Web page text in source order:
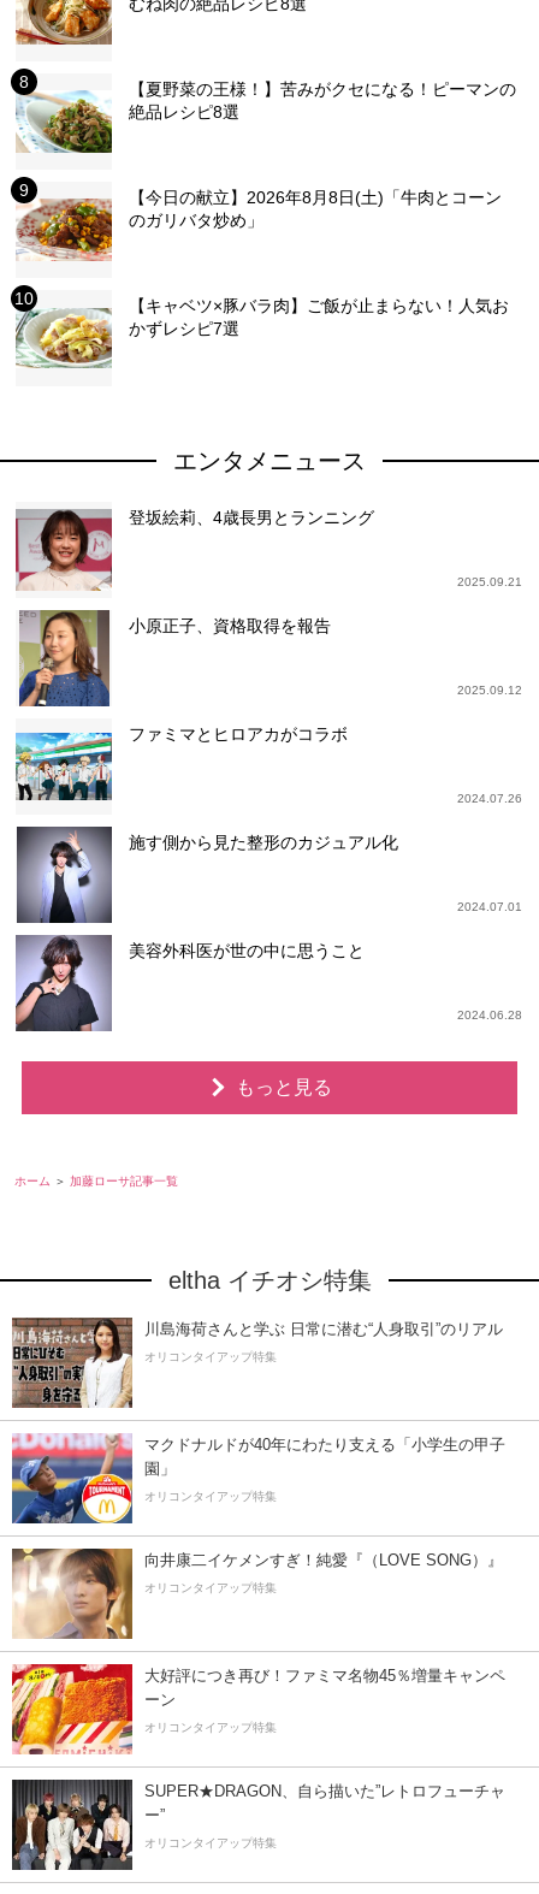
【夏野菜の王様！】苦みがクセになる！ピーマンの
絶品レシピ8選
【今日の献立】2026年8月8日(土)「牛肉とコーン
のガリバタ炒め」
【キャベツ×豚バラ肉】ご飯が止まらない！人気お
かずレシピ7選
エンタメニュース
登坂絵莉、4歳長男とランニング
2025.09.21
小原正子、資格取得を報告
2025.09.12
ファミマとヒロアカがコラボ
2024.07.26
施す側から見た整形のカジュアル化
2024.07.01
美容外科医が世の中に思うこと
2024.06.28
もっと見る
ホーム 加藤ローサ記事一覧
eltha イチオシ特集
川島海荷さんと学ぶ 日常に潜む“人身取引”のリアル
オリコンタイアップ特集
マクドナルドが40年にわたり支える「小学生の甲子
園」
オリコンタイアップ特集
向井康二イケメンすぎ！純愛『（LOVE SONG）』
オリコンタイアップ特集
大好評につき再び！ファミマ名物45％増量キャンペ
ーン
オリコンタイアップ特集
SUPER★DRAGON、自ら描いた”レトロフューチャ
ー”
オリコンタイアップ特集